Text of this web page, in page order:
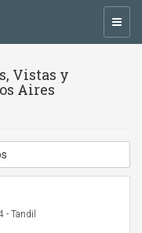
Vistas y
Aires
- Tandil